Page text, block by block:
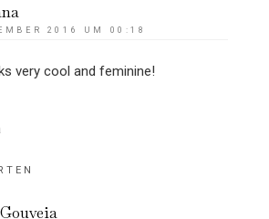
2016 UM 00:18
very cool and feminine!